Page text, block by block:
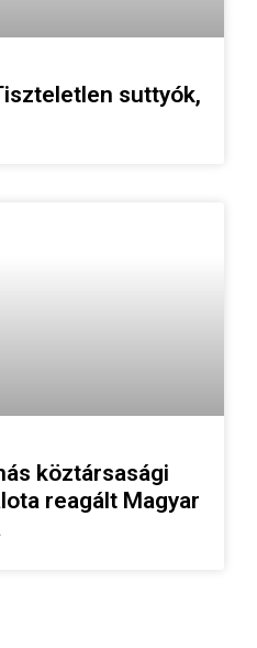
suttyók,
köztársasági
reagált Magyar